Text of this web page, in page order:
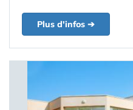
Plus d'infos ➔